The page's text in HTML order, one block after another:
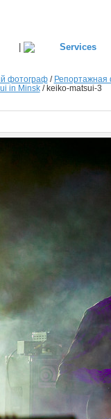
|
фотограф/ Репортажная
in Minsk/keiko-matsui-3